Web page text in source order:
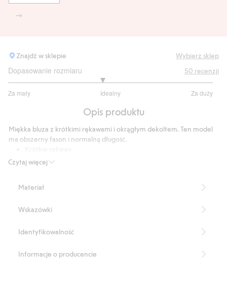
Znajdź w sklepie Wybierz sklep
Dopasowanie rozmiaru
Za mały Idealny Za duży
na
37
głosów
50 recenzji
Opis produktu
Czytaj więcej
Miękka bluza z krótkimi rękawami i okrągłym dekoltem. Ten model
ma obszerny fason i normalną długość.
Okrągły dekolt
Długość: 66 cm w rozmiarze XL.
Materiał
Wskazówki
Identyfikowalność
Informacje o producencie